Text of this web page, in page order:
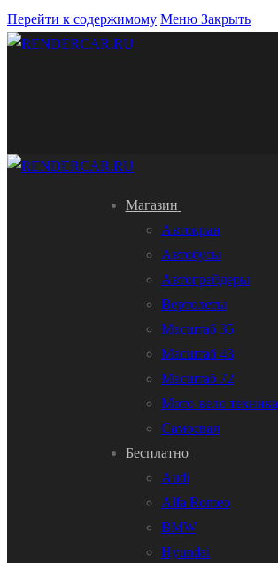
Перейти к содержимому Меню Закрыть
Магазин
Автокран
Автобусы
Автогрейдеры
Вертолеты
Масштаб 35
Масштаб 43
Масштаб 72
Мото-вело техника
Самосвал
Бесплатно
Audi
Alfa Romeo
BMW
Hyundai